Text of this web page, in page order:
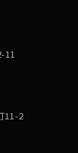
11
11-2